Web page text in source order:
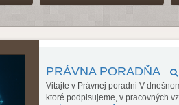
PRÁVNA PORADŇA
Vitajte v Právnej poradni V
ktoré podpisujeme, v pracovných